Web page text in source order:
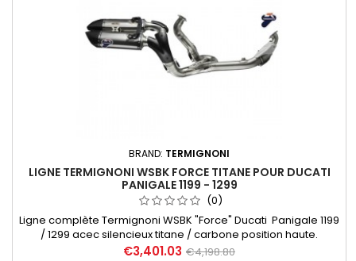
BRAND: TERMIGNONI
LIGNE TERMIGNONI WSBK FORCE TITANE POUR DUCATI
PANIGALE 1199 - 1299
(0)
Ligne complète Termignoni WSBK "Force" Ducati Panigale 1199
/ 1299 acec silencieux titane / carbone position haute.
€3,401.03 €4,198.80